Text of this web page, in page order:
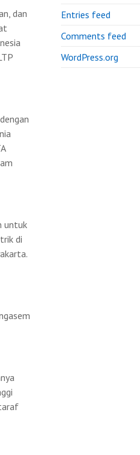
dan
untuk
di
Entries feed
Comments feed
WordPress.org